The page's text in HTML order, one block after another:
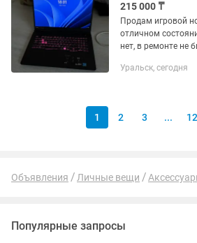
215 000 ₸
Продам игровой
отличном
нет, в ремонте не
кнопки S-Z-X не
Уральск, сегодня
1 2 3 ... 12
Объявления Личные вещи
Популярные запросы